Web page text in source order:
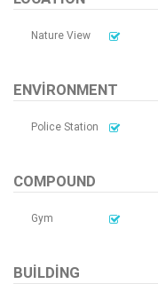
Nature View
ENVIRONMENT
Police Station
COMPOUND
Gym
BUILDING